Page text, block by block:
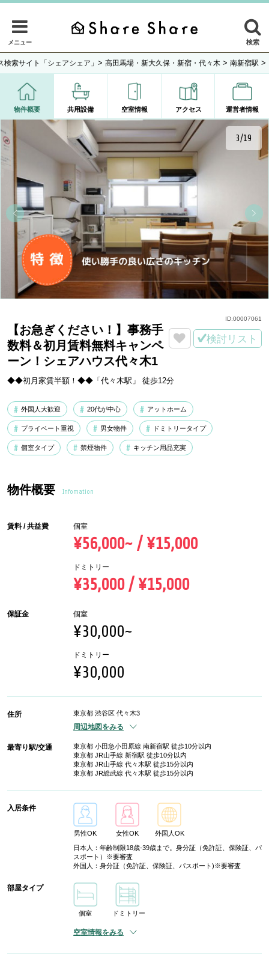
メニュー 検索
検索サイト「シェアシェア」 > 高田馬場・新大久保・新宿・代々木 > 南新宿駅 >
物件概要 共用設備 空室情報 アクセス 運営者情報
4/19
【お急ぎください！】事務手
数料＆初月賃料無料キャンペ
ーン！シェアハウス代々木1
◆◆初月家賃半額！◆◆「代々木駅」 徒歩12分
検討リスト
外国人大歓迎 20代が中心 アットホーム
プライベート重視 男女物件 ドミトリータイプ
個室タイプ 禁煙物件 キッチン用品充実
ID:00007061
物件概要 Infomation
賃料 / 共益費 個室
¥56,000~ / ¥15,000
ドミトリー
¥35,000 / ¥15,000
保証金 個室
¥30,000~
ドミトリー
¥30,000
住所 東京都 渋谷区 代々木3
周辺地図をみる
最寄り駅/交通
東京都 小田急小田原線 南新宿駅 徒歩10分以内
東京都 JR山手線 新宿駅 徒歩10分以内
東京都 JR山手線 代々木駅 徒歩15分以内
東京都 JR総武線 代々木駅 徒歩15分以内
入居条件
男性OK 女性OK
外国人OK
日本人：年齢制限18歳-39歳まで。身分証（免許証、保険証、パ
スポート）※要審査
外国人：身分証（免許証、保険証、パスポート)※要審査
部屋タイプ
個室 ドミトリー
空室情報をみる